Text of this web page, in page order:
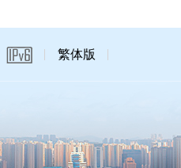
繁体版